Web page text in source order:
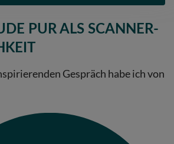
PUR ALS SCANNER-
Gespräch habe ich von